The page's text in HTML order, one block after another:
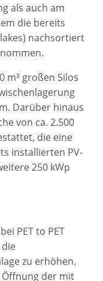
als auch am
die bereits
nachsortiert
m³ großen Silos
Darüber hinaus
von ca. 2.500
die eine
installierten PV-
250 kWp
PET to PET
zu erhöhen.
Öffnung der mit